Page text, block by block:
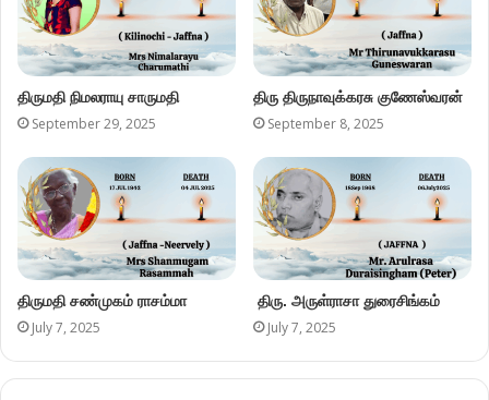
திருமதி நிமலராயு சாருமதி
September 29, 2025
திரு திருநாவுக்கரசு குணேஸ்வரன்
September 8, 2025
திருமதி சண்முகம் ராசம்மா
July 7, 2025
திரு. அருள்ராசா துரைசிங்கம்
July 7, 2025